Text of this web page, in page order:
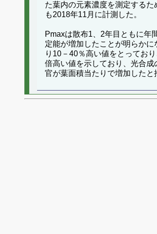
た葉内の元素濃度を測定する
も2018年11月に計測した。
Pmaxは散布1、2年目ともに年
定能が増加したことが明らか
り10－40％高い値をとってお
倍高い値を示しており、光合
官が葉面積当たりで増加したと